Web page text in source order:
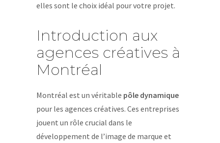
elles sont le choix idéal pour votre projet.
Introduction aux
agences créatives à
Montréal
Montréal est un véritable pôle dynamique
pour les agences créatives. Ces entreprises
jouent un rôle crucial dans le
développement de l’image de marque et